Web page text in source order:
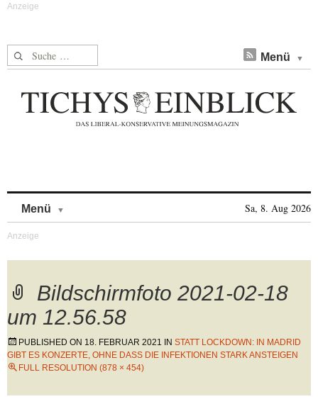
Suche nach: Menü
Menü Sa, 8. Aug 2026
Bildschirmfoto 2021-02-18
um 12.56.58
PUBLISHED ON 18. FEBRUAR 2021 IN STATT LOCKDOWN: IN MADRID
GIBT ES KONZERTE, OHNE DASS DIE INFEKTIONEN STARK ANSTEIGEN
FULL RESOLUTION (878 × 454)